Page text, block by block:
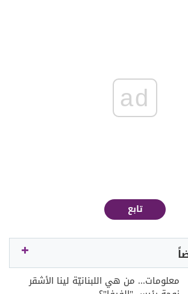
ad
تابع
معلومات... من هي اللبنانيّة لينا الأشقر